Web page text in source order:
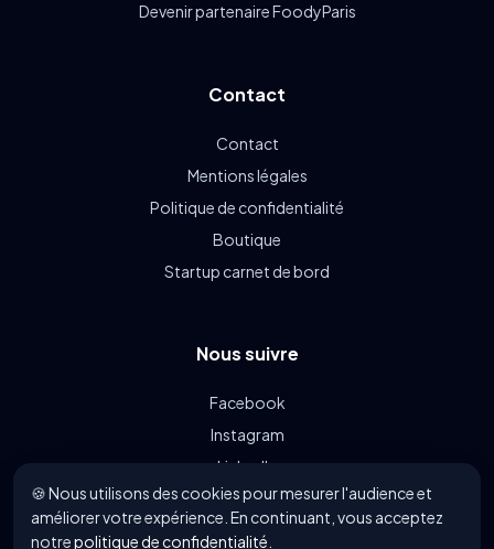
Devenir partenaire FoodyParis
Contact
Contact
Mentions légales
Politique de confidentialité
Boutique
Startup carnet de bord
Nous suivre
Facebook
Instagram
LinkedIn
Linkin.bio
🍪 Nous utilisons des cookies pour mesurer l'audience et
améliorer votre expérience. En continuant, vous acceptez
notrepolitique de confidentialité